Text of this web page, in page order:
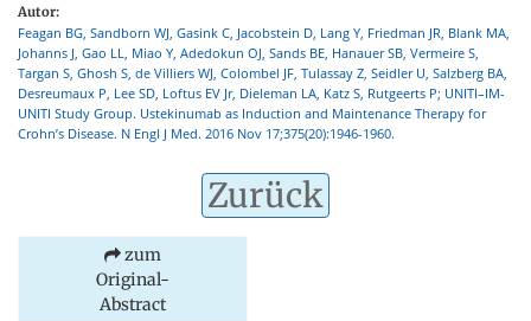
Autor:
Feagan BG, Sandborn WJ, Gasink C, Jacobstein D, Lang Y, Friedman JR, Blank MA,
Johanns J, Gao LL, Miao Y, Adedokun OJ, Sands BE, Hanauer SB, Vermeire S,
Targan S, Ghosh S, de Villiers WJ, Colombel JF, Tulassay Z, Seidler U, Salzberg BA,
Desreumaux P, Lee SD, Loftus EV Jr, Dieleman LA, Katz S, Rutgeerts P; UNITI–IM-
UNITI Study Group. Ustekinumab as Induction and Maintenance Therapy for
Crohn’s Disease. N Engl J Med. 2016 Nov 17;375(20):1946-1960.
Zurück
zum
Original-
Abstract